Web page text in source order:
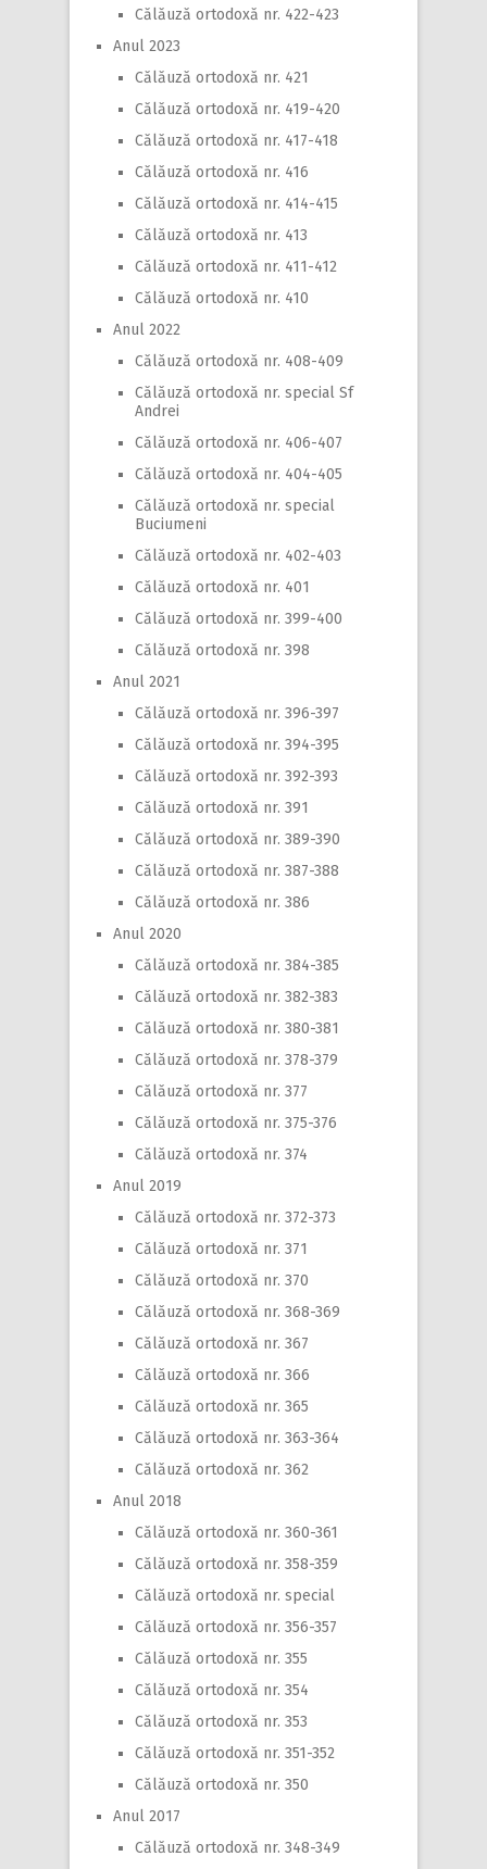
Călăuză ortodoxă nr. 422-423
Anul 2023
Călăuză ortodoxă nr. 421
Călăuză ortodoxă nr. 419-420
Călăuză ortodoxă nr. 417-418
Călăuză ortodoxă nr. 416
Călăuză ortodoxă nr. 414-415
Călăuză ortodoxă nr. 413
Călăuză ortodoxă nr. 411-412
Călăuză ortodoxă nr. 410
Anul 2022
Călăuză ortodoxă nr. 408-409
Călăuză ortodoxă nr. special Sf
Andrei
Călăuză ortodoxă nr. 406-407
Călăuză ortodoxă nr. 404-405
Călăuză ortodoxă nr. special
Buciumeni
Călăuză ortodoxă nr. 402-403
Călăuză ortodoxă nr. 401
Călăuză ortodoxă nr. 399-400
Călăuză ortodoxă nr. 398
Anul 2021
Călăuză ortodoxă nr. 396-397
Călăuză ortodoxă nr. 394-395
Călăuză ortodoxă nr. 392-393
Călăuză ortodoxă nr. 391
Călăuză ortodoxă nr. 389-390
Călăuză ortodoxă nr. 387-388
Călăuză ortodoxă nr. 386
Anul 2020
Călăuză ortodoxă nr. 384-385
Călăuză ortodoxă nr. 382-383
Călăuză ortodoxă nr. 380-381
Călăuză ortodoxă nr. 378-379
Călăuză ortodoxă nr. 377
Călăuză ortodoxă nr. 375-376
Călăuză ortodoxă nr. 374
Anul 2019
Călăuză ortodoxă nr. 372-373
Călăuză ortodoxă nr. 371
Călăuză ortodoxă nr. 370
Călăuză ortodoxă nr. 368-369
Călăuză ortodoxă nr. 367
Călăuză ortodoxă nr. 366
Călăuză ortodoxă nr. 365
Călăuză ortodoxă nr. 363-364
Călăuză ortodoxă nr. 362
Anul 2018
Călăuză ortodoxă nr. 360-361
Călăuză ortodoxă nr. 358-359
Călăuză ortodoxă nr. special
Călăuză ortodoxă nr. 356-357
Călăuză ortodoxă nr. 355
Călăuză ortodoxă nr. 354
Călăuză ortodoxă nr. 353
Călăuză ortodoxă nr. 351-352
Călăuză ortodoxă nr. 350
Anul 2017
Călăuză ortodoxă nr. 348-349